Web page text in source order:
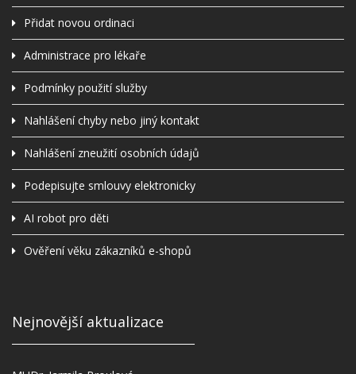
Přidat novou ordinaci
Administrace pro lékaře
Podmínky použití služby
Nahlášení chyby nebo jiný kontakt
Nahlášení zneužití osobních údajů
Podepisujte smlouvy elektronicky
AI robot pro děti
Ověření věku zákazníků e-shopů
Nejnovější aktualizace